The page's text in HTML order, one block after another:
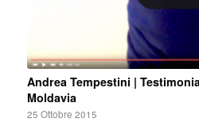
Andrea Tempestini |
Moldavia
25 Ottobre 2015